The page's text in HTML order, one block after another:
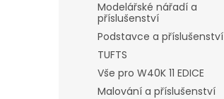
Modelářské nářadí a
příslušenství
Podstavce a příslušenství
TUFTS
Vše pro W40K 11 EDICE
Malování a příslušenství